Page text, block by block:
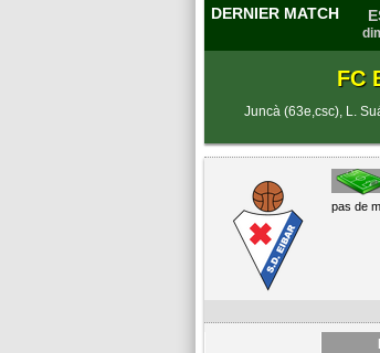
DERNIER MATCH
FC
Juncà (63e,csc), L.
pas de